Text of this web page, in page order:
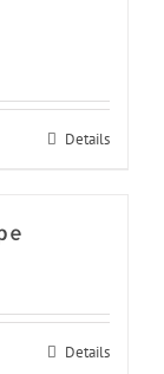
Details
Details